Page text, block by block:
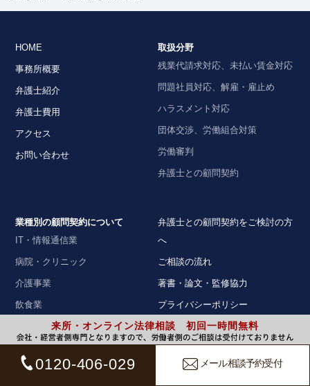
来所・オンライン法律相談 初回一時間無料
0120-406-029 メール相談予約受付
HOME
事務所概要
弁護士紹介
弁護士費用
アクセス
お問い合わせ
取扱分野
残業代請求対応、未払い賃金対応
問題社員対応、解雇・雇止め
ハラスメント対応
団体交渉、労働組合対策
労働審判
弁護士との顧問契約
業種別の顧問契約について
IT・情報通信業
病院・クリニック
介護事業
飲食業
建設業
弁護士との顧問契約をご検討の方
へ
ご相談の流れ
著書・論文・監修協力
プライバシーポリシー
個人情報取扱いに関する記述
弁護士法人ALG&Associates 大阪
法律事務所
オフィシャルサイト